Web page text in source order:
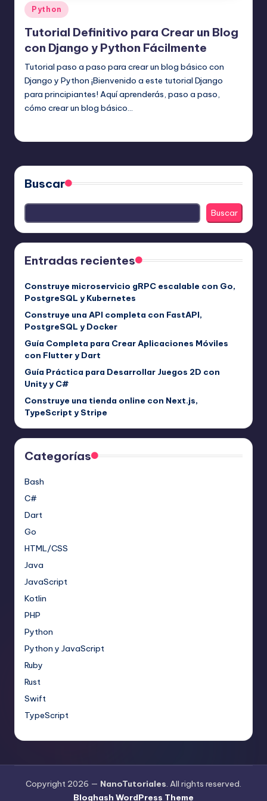
Publicado
en
Python
Tutorial Definitivo para Crear un Blog
con Django y Python Fácilmente
Tutorial paso a paso para crear un blog básico con
Django y Python ¡Bienvenido a este tutorial Django
para principiantes! Aquí aprenderás, paso a paso,
cómo crear un blog básico…
Buscar
Buscar
Entradas recientes
Construye microservicio gRPC escalable con Go,
PostgreSQL y Kubernetes
Construye una API completa con FastAPI,
PostgreSQL y Docker
Guía Completa para Crear Aplicaciones Móviles
con Flutter y Dart
Guía Práctica para Desarrollar Juegos 2D con
Unity y C#
Construye una tienda online con Next.js,
TypeScript y Stripe
Categorías
Bash
C#
Dart
Go
HTML/CSS
Java
JavaScript
Kotlin
PHP
Python
Python y JavaScript
Ruby
Rust
Swift
TypeScript
Copyright 2026 — NanoTutoriales. All rights reserved.
Bloghash WordPress Theme